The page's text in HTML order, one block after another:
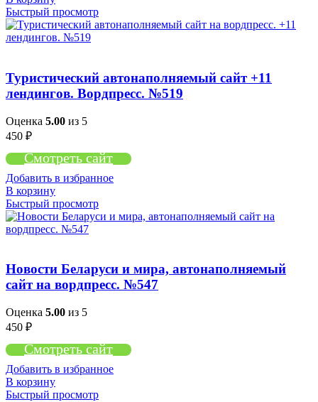
Быстрый просмотр
Туристический автонаполняемый сайт +11
лендингов. Вордпресс. №519
Оценка 5.00 из 5
450 ₽
Смотреть сайт
Добавить в избранное
В корзину
Быстрый просмотр
Новости Беларуси и мира, автонаполняемый
сайт на вордпресс. №547
Оценка 5.00 из 5
450 ₽
Смотреть сайт
Добавить в избранное
В корзину
Быстрый просмотр